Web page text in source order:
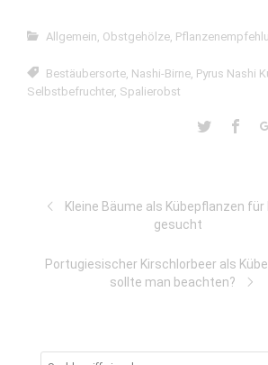
Allgemein, Obstgehölze,
Bestäubersorte, Nashi-Birne, Pyrus Nashi
Selbstbefruchter, Spalierobst
Kleine Bäume als Kübepflanzen für
gesucht
Portugiesischer Kirschlorbeer als
sollte man beachten?